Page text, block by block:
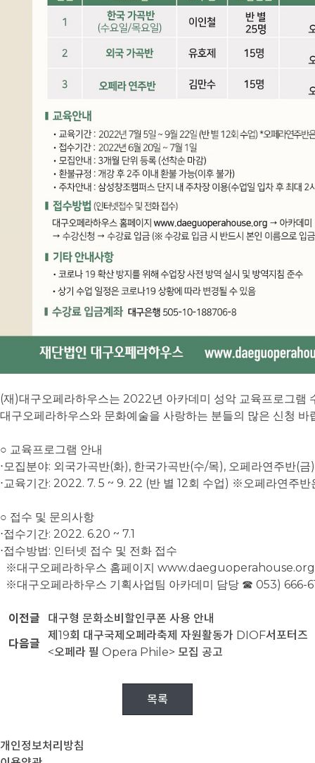
(재 )대구오페라하우스는 2022년 아카데미 성악 교육프로그램
대구오페라하우스와 문화예술을 사랑하는 분들의 많은 신청 바
○ 교육프로그램 안내
⋅ 모집분야: 외국가곡반(화), 한국가곡반(수/목), 오페라연주반(금)
⋅교육기간: 2022. 7. 5 ~ 9. 22 (반 별 12회 수업) ※ 오페라연주
○ 접수 및 문의사항
⋅접수기간: 2022. 6.20 ~ 7.1
⋅접수방법: 인터넷 접수 및 전화 접수
※대구오페라하우스 홈페이지 www.daeguoperahouse.org
※대구오페라하우스 기획사업팀 아카데미 담당 ☎ 053) 666-
이전글
대구형 문화소비할인쿠폰 사용 안내
다음글
제19회 대구국제오페라축제 자원활동가 DIOF서포터즈
<오페라 필 Opera Phile> 모집 공고
목록
개인정보처리방침